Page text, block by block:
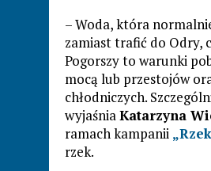
– Woda, która
zamiast trafić do Odry,
Pogorszy to warunki
mocą lub przestojów
chłodniczych.
wyjaśniaKatarzyna
ramach kampanii
rzek.